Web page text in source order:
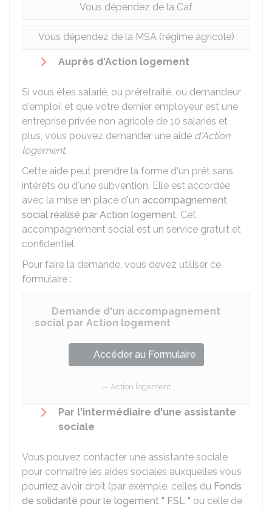
Vous dépendez de la Caf
Vous dépendez de la MSA (régime agricole)
Auprès d'Action logement
Si vous êtes salarié, ou préretraité, ou demandeur
d'emploi, et que votre dernier employeur est une
entreprise privée non agricole de 10 salariés et
plus, vous pouvez demander une aide d'Action
logement.
Cette aide peut prendre la forme d'un prêt sans
intérêts ou d'une subvention. Elle est accordée
avec la mise en place d'un accompagnement
social réalisé par Action logement. Cet
accompagnement social est un service gratuit et
confidentiel.
Pour faire la demande, vous devez utiliser ce
formulaire :
Demande d'un accompagnement
social par Action logement
Accéder au Formulaire
Action logement
Par l'intermédiaire d'une assistante
sociale
Vous pouvez contacter une assistante sociale
pour connaître les aides sociales auxquelles vous
pourriez avoir droit (par exemple, celles du Fonds
de solidarité pour le logement " FSL " ou celle de